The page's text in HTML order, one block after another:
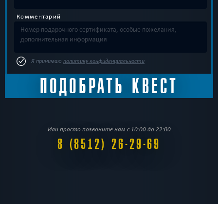
Комментарий
Я принимаю политику конфиденциальности
Или просто позвоните нам с 10:00 до 22:00
8 (8512) 26-29-69